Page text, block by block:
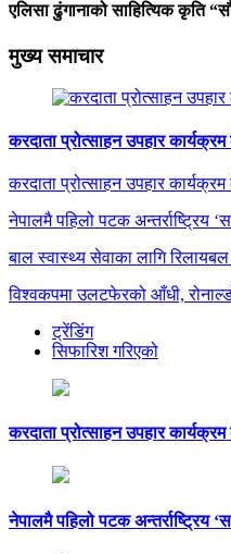
एलिसा ढुंगानाको साहित्यिक कृति
मुख्य समाचार
करदाता प्रोत्साहन उपहार
करदाता प्रोत्साहन उपहार
नेपालमै पहिलो पटक अन्तर्राष्ट्रिय
बाल स्वास्थ्य सेवाका लागि
विश्वकपमा उलटफेरको आँधी,
ट्रेंडिंग
सिफारिश गरिएको
करदाता प्रोत्साहन उपहार
नेपालमै पहिलो पटक अन्तर्राष्ट्रिय